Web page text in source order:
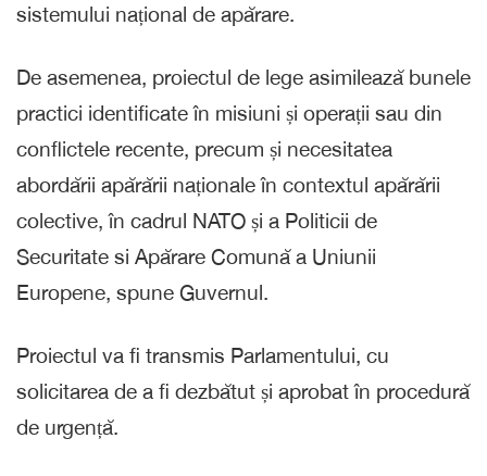
sistemului național de apărare.
De asemenea, proiectul de lege asimilează bunele
practici identificate în misiuni și operații sau din
conflictele recente, precum și necesitatea
abordării apărării naționale în contextul apărării
colective, în cadrul NATO și a Politicii de
Securitate si Apărare Comună a Uniunii
Europene, spune Guvernul.
Proiectul va fi transmis Parlamentului, cu
solicitarea de a fi dezbătut și aprobat în procedură
de urgență.